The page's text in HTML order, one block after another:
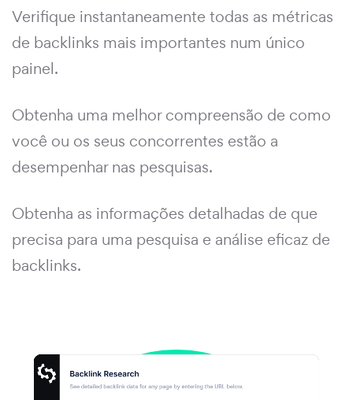
Verifique instantaneamente todas as métricas
de backlinks mais importantes num único
painel.
Obtenha uma melhor compreensão de como
você ou os seus concorrentes estão a
desempenhar nas pesquisas.
Obtenha as informações detalhadas de que
precisa para uma pesquisa e análise eficaz de
backlinks.